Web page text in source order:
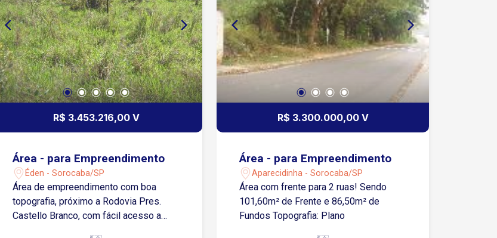
R$ 3.453.216,00 V
Área - para Empreendimento
Éden - Sorocaba/SP
Área de empreendimento com boa
topografia, próximo a Rodovia Pres.
Castello Branco, com fácil acesso a
R$ 3.300.000,00 V
Área - para Empreendimento
Aparecidinha - Sorocaba/SP
Área com frente para 2 ruas! Sendo
101,60m² de Frente e 86,50m² de
Fundos Topografia: Plano